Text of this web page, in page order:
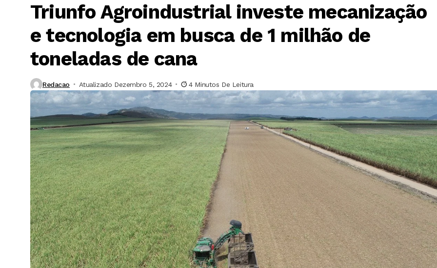
Triunfo Agroindustrial investe mecanização
e tecnologia em busca de 1 milhão de
toneladas de cana
Redacao Atualizado Dezembro 5, 2024 4 Minutos De Leitura